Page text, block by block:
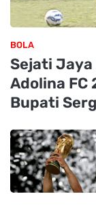
BOLA
Sejati Jaya
Adolina FC
Bupati